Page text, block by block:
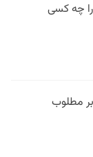
فیلتر در وقت اضافه؛ فوتبال ۳۶۰ را چه کسی
مطلوب